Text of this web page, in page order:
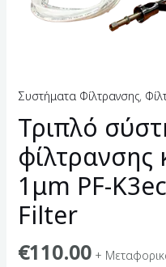
Συστήματα Φίλτρανσης,
Τριπλό
1μm PF-
Filter
€110.00 +